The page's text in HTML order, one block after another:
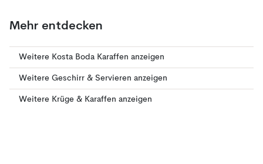
Mehr entdecken
Weitere Kosta Boda Karaffen anzeigen
Weitere Geschirr & Servieren anzeigen
Weitere Krüge & Karaffen anzeigen